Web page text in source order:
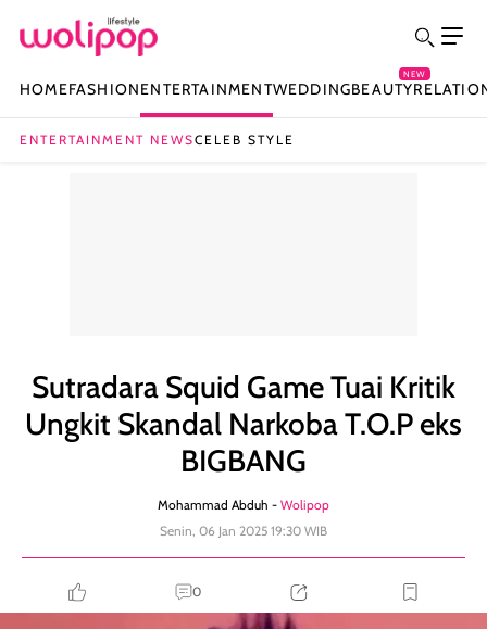
HOMEFASHIONENTERTAINMENTWEDDINGBEAUTY
NEW
ENTERTAINMENT NEWSCELEB STYLE
Sutradara Squid Game Tuai Kritik
Ungkit Skandal Narkoba T.O.P eks
BIGBANG
Mohammad Abduh - Wolipop
Senin, 06 Jan 2025 19:30 WIB
0